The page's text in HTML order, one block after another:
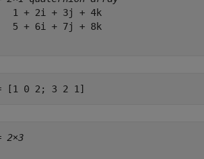
1 + 2i + 3j + 4k
5 + 6i + 7j + 8k
[1 0 2; 3 2 1]
2×3